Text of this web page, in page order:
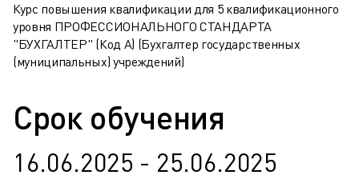
Курс повышения квалификации для 5 квалификационного
уровня ПРОФЕССИОНАЛЬНОГО СТАНДАРТА
"БУХГАЛТЕР" (Код А) (Бухгалтер государственных
(муниципальных) учреждений)
Срок обучения
16.06.2025 - 25.06.2025